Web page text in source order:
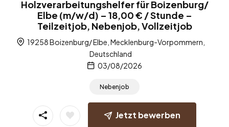
Holzverarbeitungshelfer für Boizenburg/
Elbe (m/w/d) – 18,00 € / Stunde –
Teilzeitjob, Nebenjob, Vollzeitjob
19258 Boizenburg/ Elbe, Mecklenburg-Vorpommern,
Deutschland
03/08/2026
Nebenjob
Jetzt bewerben